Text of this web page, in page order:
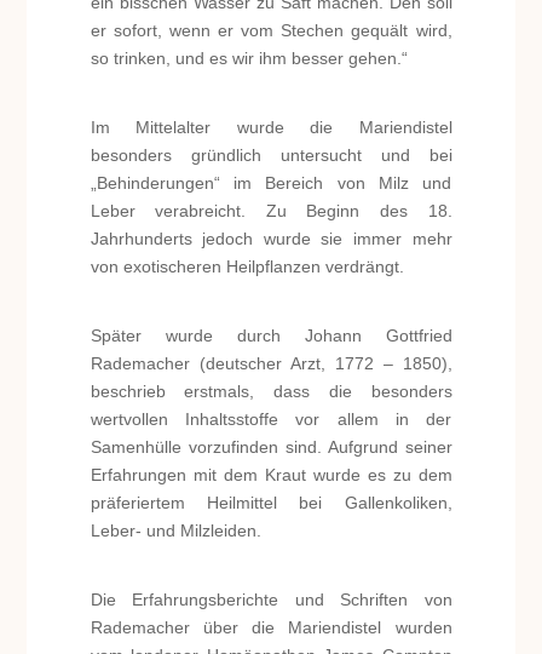
er sofort, wenn er vom Stechen gequält wird,
so trinken, und es wir ihm besser gehen.“
Im Mittelalter wurde die Mariendistel
besonders gründlich untersucht und bei
„Behinderungen“ im Bereich von Milz und
Leber verabreicht. Zu Beginn des 18.
Jahrhunderts jedoch wurde sie immer mehr
von exotischeren Heilpflanzen verdrängt.
Später wurde durch Johann Gottfried
Rademacher (deutscher Arzt, 1772 – 1850),
beschrieb erstmals, dass die besonders
wertvollen Inhaltsstoffe vor allem in der
Samenhülle vorzufinden sind. Aufgrund seiner
Erfahrungen mit dem Kraut wurde es zu dem
präferiertem Heilmittel bei Gallenkoliken,
Leber- und Milzleiden.
Die Erfahrungsberichte und Schriften von
Rademacher über die Mariendistel wurden